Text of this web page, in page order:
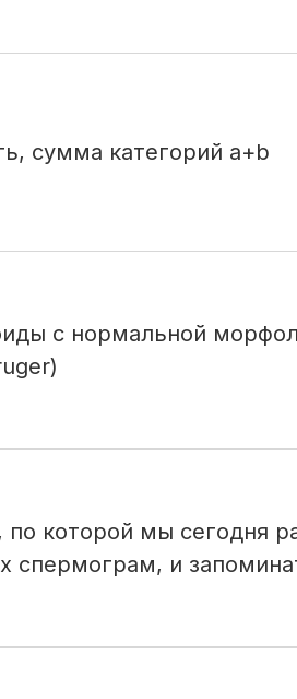
сумма категорий a+b
с нормальной
которой мы сегодня
спермограм, и